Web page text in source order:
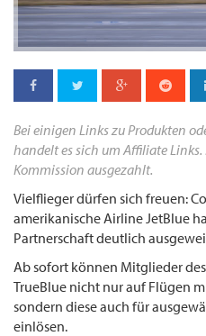
Bei einigen Links zu Produkten
handelt es sich um Affiliate
Kommission ausgezahlt.
Vielflieger dürfen sich freuen:
amerikanische Airline JetBlue
Partnerschaft deutlich
Ab sofort können Mitglieder
TrueBlue nicht nur auf Flügen
sondern diese auch für
einlösen.